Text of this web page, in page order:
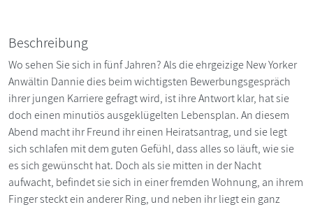
Beschreibung
Wo sehen Sie sich in fünf Jahren? Als die ehrgeizige New Yorker
Anwältin Dannie dies beim wichtigsten Bewerbungsgespräch
ihrer jungen Karriere gefragt wird, ist ihre Antwort klar, hat sie
doch einen minutiös ausgeklügelten Lebensplan. An diesem
Abend macht ihr Freund ihr einen Heiratsantrag, und sie legt
sich schlafen mit dem guten Gefühl, dass alles so läuft, wie sie
es sich gewünscht hat. Doch als sie mitten in der Nacht
aufwacht, befindet sie sich in einer fremden Wohnung, an ihrem
Finger steckt ein anderer Ring, und neben ihr liegt ein ganz